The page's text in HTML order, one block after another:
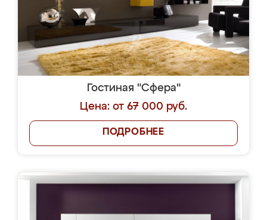
Гостиная "Сфера"
Цена: от 67 000 руб.
ПОДРОБНЕЕ